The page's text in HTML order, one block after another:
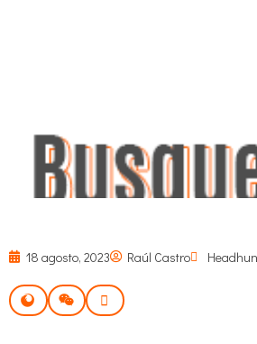
18 agosto, 2023 Raúl Castro